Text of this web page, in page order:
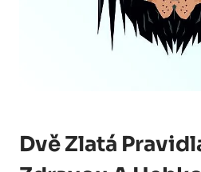
Dvě Zlatá